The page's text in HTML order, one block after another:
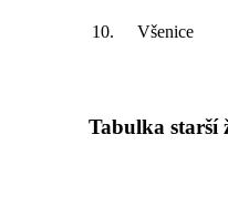
10. Všenice
Tabulka starší